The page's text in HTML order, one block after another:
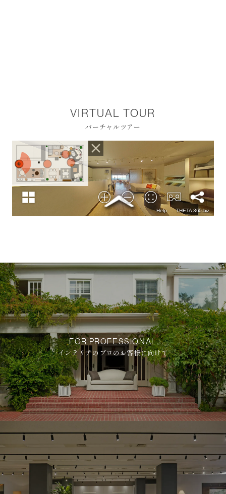
VIRTUAL TOUR
バーチャルツアー
FOR PROFESSIONAL
インテリアのプロのお客様に向けて